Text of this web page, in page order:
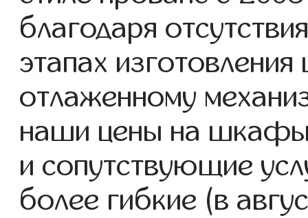
благодаря
этапах
отлаженному
наши цены на шкафы
и сопутствующие
более гибкие (в